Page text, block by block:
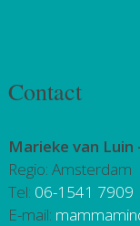
Contact
Marieke van Luin
Regio: Amsterdam
Tel: 06-1541 7909
E-mail: